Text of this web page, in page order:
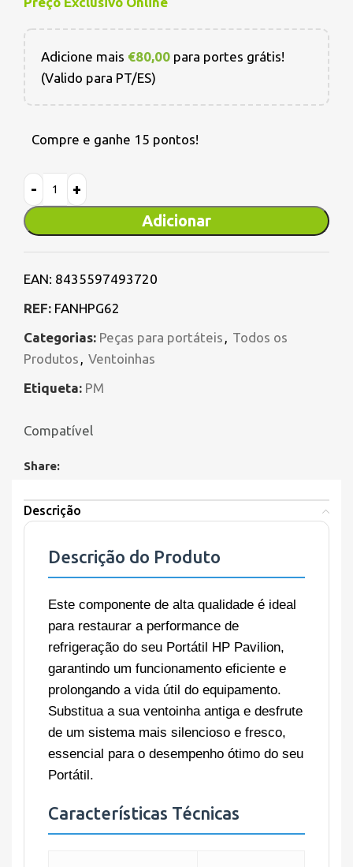
Adicione mais €80,00 para portes grátis!
(Valido para PT/ES)
Compre e ganhe 15 pontos!
Adicionar
EAN: 8435597493720
REF: FANHPG62
Categorias: Peças para portáteis , Todos os
Produtos , Ventoinhas
Etiqueta: PM
Compatível
Share:
Descrição
Descrição do Produto
Este componente de alta qualidade é ideal
para restaurar a performance de
refrigeração do seu Portátil HP Pavilion,
garantindo um funcionamento eficiente e
prolongando a vida útil do equipamento.
Substitua a sua ventoinha antiga e desfrute
de um sistema mais silencioso e fresco,
essencial para o desempenho ótimo do seu
Portátil.
Características Técnicas